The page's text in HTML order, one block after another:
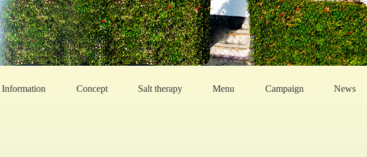
Information Concept Salt therapy Menu Campaign News